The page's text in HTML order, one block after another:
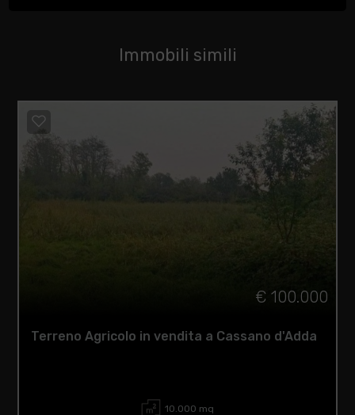
Immobili simili
€ 100.000
Terreno Agricolo in vendita a Cassano d'Adda
10.000 mq